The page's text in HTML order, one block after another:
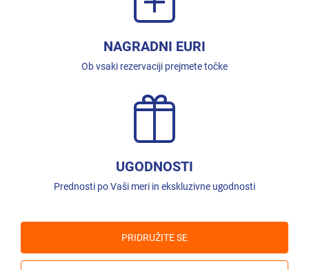
NAGRADNI EURI
Ob vsaki rezervaciji prejmete točke
UGODNOSTI
Prednosti po Vaši meri in ekskluzivne ugodnosti
PRIDRUŽITE SE